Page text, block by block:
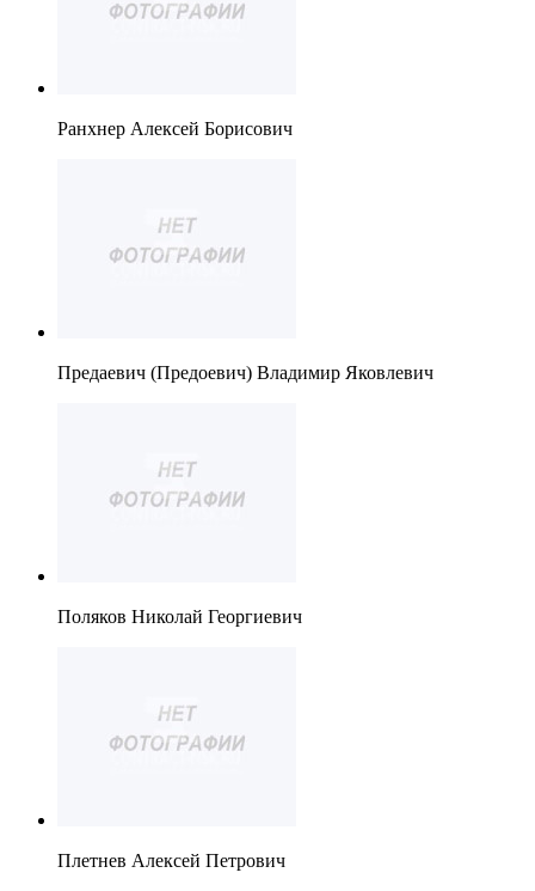
Ранхнер Алексей Борисович
Предаевич (Предоевич) Владимир Яковлевич
Поляков Николай Георгиевич
Плетнев Алексей Петрович